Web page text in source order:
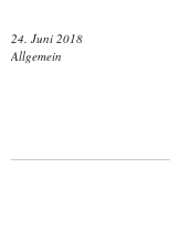
24. Juni 2018
Allgemein